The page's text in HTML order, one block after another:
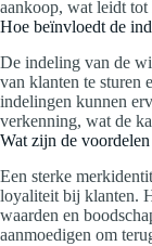
aankoop, wat leidt
Hoe beïnvloedt de
De indeling van de
van klanten te sturen
indelingen kunnen
verkenning, wat de
Wat zijn de
Een sterke
loyaliteit bij klanten.
waarden en
aanmoedigen om